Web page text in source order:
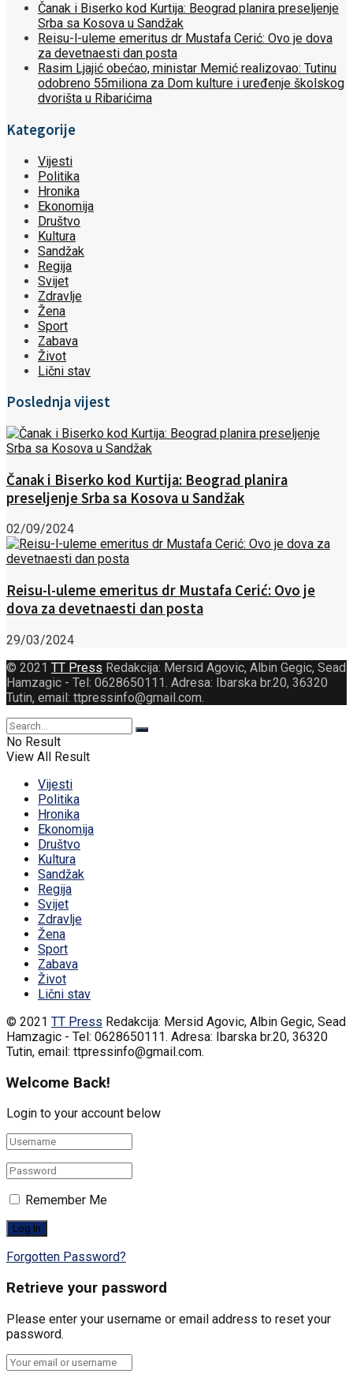
Čanak i Biserko kod Kurtija: Beograd planira preseljenje
Srba sa Kosova u Sandžak
Reisu-l-uleme emeritus dr Mustafa Cerić: Ovo je dova
za devetnaesti dan posta
Rasim Ljajić obećao, ministar Memić realizovao: Tutinu
odobreno 55miliona za Dom kulture i uređenje školskog
dvorišta u Ribarićima
Kategorije
Vijesti
Politika
Hronika
Ekonomija
Društvo
Kultura
Sandžak
Regija
Svijet
Zdravlje
Žena
Sport
Zabava
Život
Lični stav
Poslednja vijest
Čanak i Biserko kod Kurtija: Beograd planira
preseljenje Srba sa Kosova u Sandžak
02/09/2024
Reisu-l-uleme emeritus dr Mustafa Cerić: Ovo je
dova za devetnaesti dan posta
29/03/2024
© 2021 TT Press Redakcija: Mersid Agovic, Albin Gegic, Sead
Hamzagic - Tel: 0628650111. Adresa: Ibarska br.20, 36320
Tutin, email: ttpressinfo@gmail.com.
No Result
View All Result
Vijesti
Politika
Hronika
Ekonomija
Društvo
Kultura
Sandžak
Regija
Svijet
Zdravlje
Žena
Sport
Zabava
Život
Lični stav
© 2021 TT Press Redakcija: Mersid Agovic, Albin Gegic, Sead
Hamzagic - Tel: 0628650111. Adresa: Ibarska br.20, 36320
Tutin, email: ttpressinfo@gmail.com.
Welcome Back!
Login to your account below
Remember Me
Forgotten Password?
Retrieve your password
Please enter your username or email address to reset your
password.